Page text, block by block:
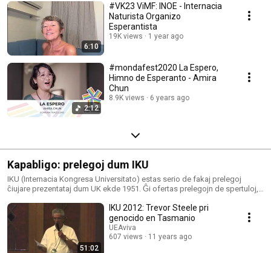
6:10
#VK23 ViMF: INOE - Internacia
Naturista Organizo
Esperantista
19K views 1 year ago
2:12
#mondafest2020 La Espero,
Himno de Esperanto - Amira
Chun
8.9K views 6 years ago
Kapabligo: prelegoj dum IKU
IKU (Internacia Kongresa Universitato) estas serio de fakaj prelegoj
ĉiujare prezentataj dum UK ekde 1951. Ĝi ofertas prelegojn de spertuloj,
komputiko, astronomio, ekonomio ktp.
51:02
IKU 2012: Trevor Steele pri
genocido en Tasmanio
UEAviva
607 views
11 years ago